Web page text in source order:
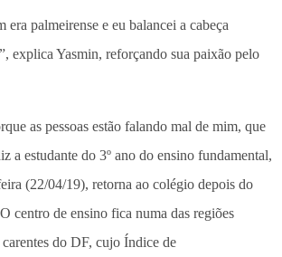
era palmeirense e eu balancei a cabeça
explica Yasmin, reforçando sua paixão pelo
as pessoas estão falando mal de mim, que
a estudante do 3º ano do ensino fundamental,
(22/04/19), retorna ao colégio depois do
centro de ensino fica numa das regiões
do DF, cujo Índice de